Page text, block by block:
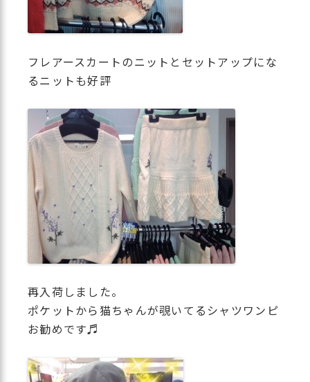
フレアースカートのニットとセットアップにな
るニットも好評
再入荷しました。
ポケットから猫ちゃんが覗いてるシャツワンピ
お勧めです♬